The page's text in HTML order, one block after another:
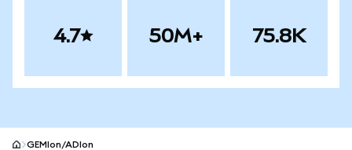
4.7 50M+ 75.8K
GEMIon/ADIon